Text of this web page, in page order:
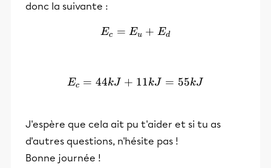
donc la suivante :
E_c=E_u+E_d
Ec = Eu + Ed
E_c=44kJ+11kJ=55kJ
Ec = 44kJ + 11kJ = 55kJ
J'espère que cela ait pu t'aider et si tu as
d'autres questions, n'hésite pas !
Bonne journée !